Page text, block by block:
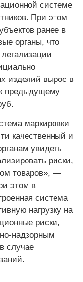
системе
При этом
ранее в
органы, что
изделий вырос в
предыдущему
маркировки
качественный и
увидеть
риски,
товаров», —
этом в
система
нагрузку на
риски,
надзорным
случае